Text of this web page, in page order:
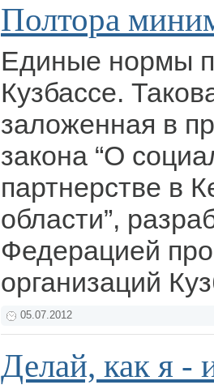
Полтора
Единые нормы
Кузбассе.
заложенная в
закона “О
партнерстве в
области”,
Федерацией
организаций
05.07.2012
Делай, как я -